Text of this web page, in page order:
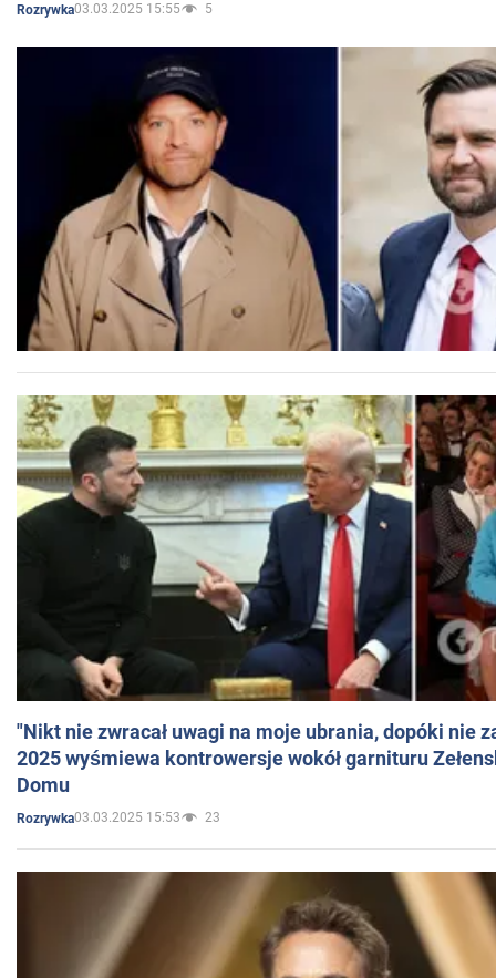
Rozrywka03.03.2025 15:55 5
"Nikt nie zwracał uwagi na moje ubrania, dopóki nie
2025 wyśmiewa kontrowersje wokół garnituru
Domu
Rozrywka03.03.2025 15:53 23